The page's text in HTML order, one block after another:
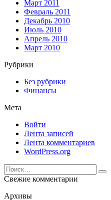
Март 2011
Февраль 2011
Декабрь 2010
Июль 2010
Апрель 2010
Март 2010
Рубрики
Без рубрики
Финансы
Мета
Войти
Лента записей
Лента комментариев
WordPress.org
Search
for:
Свежие комментарии
Архивы